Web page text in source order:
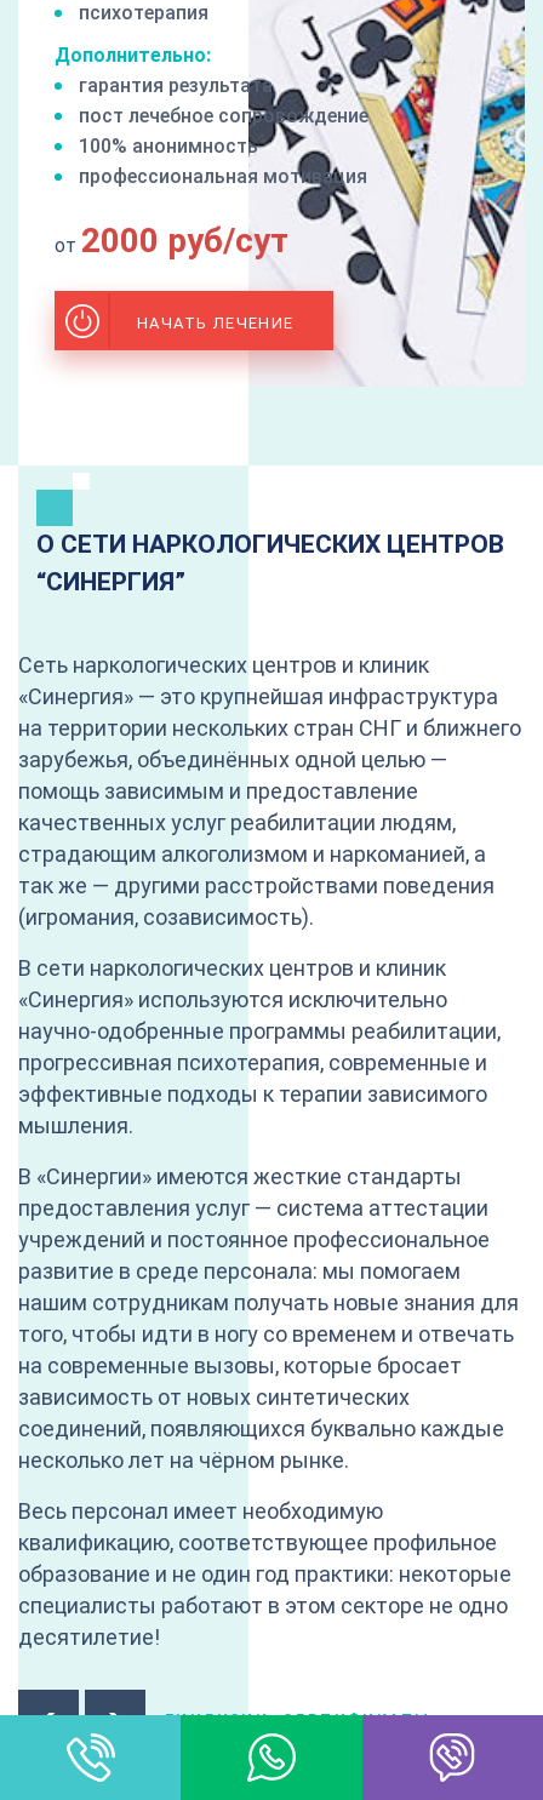
психотерапия
Дополнительно:
гарантия результата
пост лечебное сопровождение
100% анонимность
профессиональная мотивация
от 2000 руб/сут
НАЧАТЬ ЛЕЧЕНИЕ
О СЕТИ НАРКОЛОГИЧЕСКИХ ЦЕНТРОВ
“CИНЕРГИЯ”
Сеть наркологических центров и клиник
«Синергия» — это крупнейшая инфраструктура
на территории нескольких стран СНГ и ближнего
зарубежья, объединённых одной целью —
помощь зависимым и предоставление
качественных услуг реабилитации людям,
страдающим алкоголизмом и наркоманией, а
так же — другими расстройствами поведения
(игромания, созависимость).
В сети наркологических центров и клиник
«Синергия» используются исключительно
научно-одобренные программы реабилитации,
прогрессивная психотерапия, современные и
эффективные подходы к терапии зависимого
мышления.
В «Синергии» имеются жесткие стандарты
предоставления услуг — система аттестации
учреждений и постоянное профессиональное
развитие в среде персонала: мы помогаем
нашим сотрудникам получать новые знания для
того, чтобы идти в ногу со временем и отвечать
на современные вызовы, которые бросает
зависимость от новых синтетических
соединений, появляющихся буквально каждые
несколько лет на чёрном рынке.
Весь персонал имеет необходимую
квалификацию, соответствующее профильное
образование и не один год практики: некоторые
специалисты работают в этом секторе не одно
десятилетие!
ЛИЦЕНЗИИ, СЕРТИФИКАТЫ